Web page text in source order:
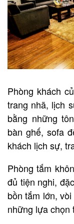
Phòng khách
trang nhã, lịch
bằng những
bàn ghế, sofa
khách lịch sự,
Phòng tắm
đủ tiện nghi,
bồn tắm lớn,
những lựa chọn